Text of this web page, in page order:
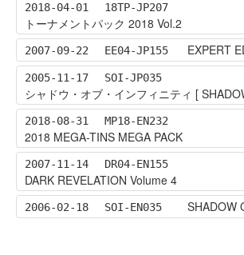
2018-04-01 18TP-JP207
トーナメントパック 2018 Vol.2
2007-09-22 EE04-JP155 EXPERT
2005-11-17 SOI-JP035
シャドウ・オブ・インフィニティ [
2018-08-31 MP18-EN232
2018 MEGA-TINS MEGA PACK
2007-11-14 DR04-EN155
DARK REVELATION Volume 4
2006-02-18 SOI-EN035 SHADOW